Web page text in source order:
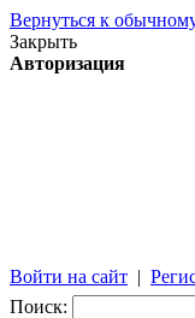
Вернуться к
Закрыть
Авторизация
Войти на сайт |
Поиск: